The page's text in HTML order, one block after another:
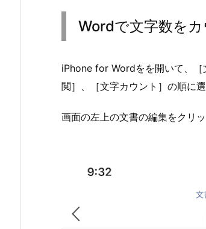
Wordで文字数を
iPhone for Wordをを開いて、［
閲］、［文字カウント］の順に
画面の左上の文書の編集をクリ